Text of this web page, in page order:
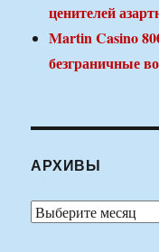
ценителей
Martin Casino
безграничные
АРХИВЫ
Архивы